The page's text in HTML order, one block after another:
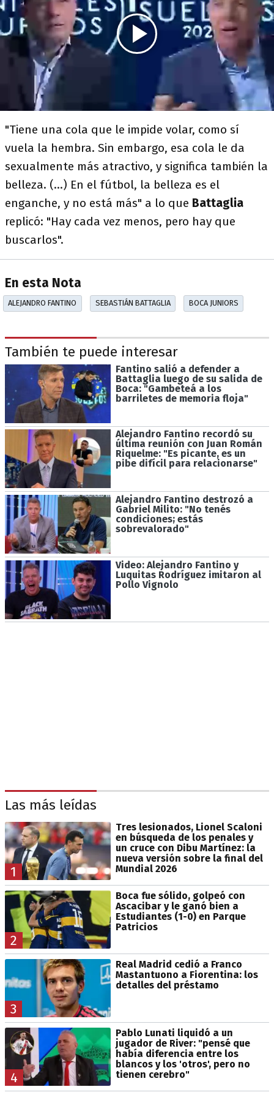
"Tiene una cola que le impide volar, como sí
vuela la hembra. Sin embargo, esa cola le da
sexualmente más atractivo, y significa también la
belleza. (...) En el fútbol, la belleza es el
enganche, y no está más" a lo que Battaglia
replicó: "Hay cada vez menos, pero hay que
buscarlos".
En esta Nota
ALEJANDRO FANTINO SEBASTIÁN BATTAGLIA BOCA JUNIORS
También te puede interesar
Fantino salió a defender a
Battaglia luego de su salida de
Boca: "Gambeteá a los
barriletes de memoria floja"
Alejandro Fantino recordó su
última reunión con Juan Román
Riquelme: "Es picante, es un
pibe difícil para relacionarse"
Alejandro Fantino destrozó a
Gabriel Milito: "No tenés
condiciones; estás
sobrevalorado"
Video: Alejandro Fantino y
Luquitas Rodríguez imitaron al
Pollo Vignolo
Las más leídas
1
Tres lesionados, Lionel Scaloni
en búsqueda de los penales y
un cruce con Dibu Martínez: la
nueva versión sobre la final del
Mundial 2026
2
Boca fue sólido, golpeó con
Ascacibar y le ganó bien a
Estudiantes (1-0) en Parque
Patricios
3
Real Madrid cedió a Franco
Mastantuono a Fiorentina: los
detalles del préstamo
4
Pablo Lunati liquidó a un
jugador de River: "pensé que
había diferencia entre los
blancos y los 'otros', pero no
tienen cerebro"